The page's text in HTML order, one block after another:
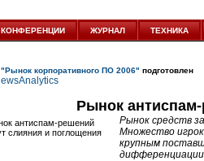
КОНФЕРЕНЦИИ ЖУРНАЛ ТЕХНИКА
"Рынок корпоративного ПО 2006" подготовлен
Рынок
Рынок средств
Множество
крупным
дифференциации